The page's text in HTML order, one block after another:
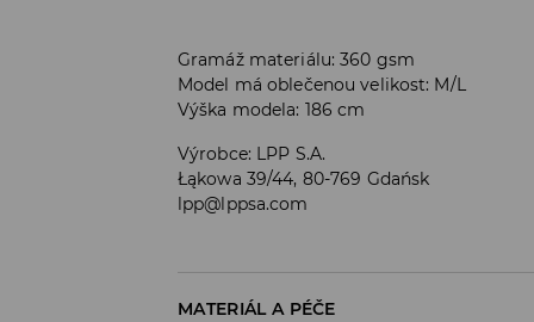
Gramáž materiálu: 360 gsm
Model má oblečenou velikost: M/L
Výška modela: 186 cm
Výrobce: LPP S.A.
Łąkowa 39/44, 80-769 Gdańsk
lpp@lppsa.com
MATERIÁL A PÉČE